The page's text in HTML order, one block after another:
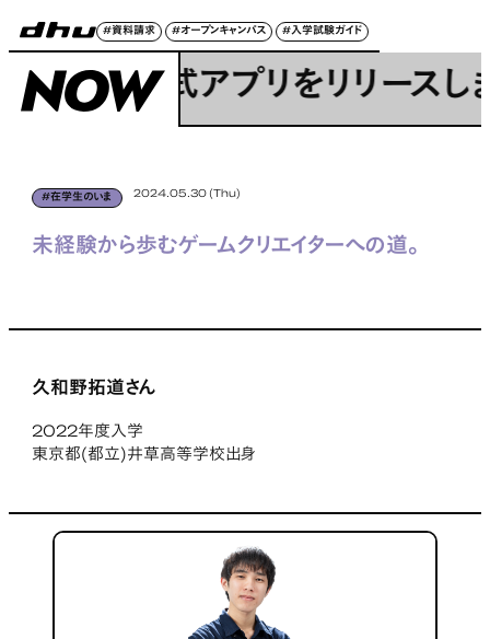
デジタルハリウッド大学 新しいタブで開く
#資料請求 #オープンキャンパス #入学試験ガイド
公式アプリをリリースしまし
#在学生のいま
2024.05.30 (Thu)
未経験から歩むゲームクリエイターへの道。
久和野拓道さん
2022年度入学
東京都(都立)井草高等学校出身